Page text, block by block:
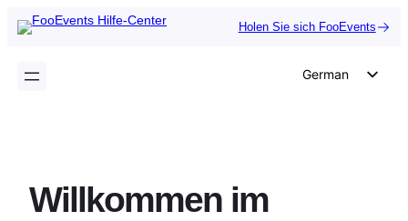
Inhalt
Holen Sie sich FooEvents
German
Willkommen im